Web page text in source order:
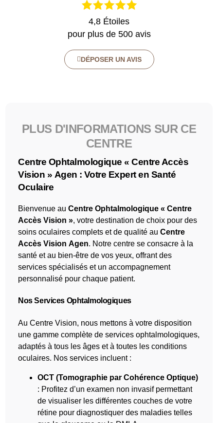
4,8 Étoiles
pour plus de 500 avis
DÉPOSER UN AVIS
PLUS D'INFORMATIONS SUR CE
CENTRE
Centre Ophtalmologique « Centre Accès
Vision » Agen : Votre Expert en Santé
Oculaire
Bienvenue auCentre Ophtalmologique « Centre
Accès Vision », votre destination de choix pour des
soins oculaires complets et de qualité auCentre
Accès Vision Agen. Notre centre se consacre à la
santé et au bien-être de vos yeux, offrant des
services spécialisés et un accompagnement
personnalisé pour chaque patient.
Nos Services Ophtalmologiques
Au Centre Vision, nous mettons à votre disposition
une gamme complète de services ophtalmologiques,
adaptés à tous les âges et à toutes les conditions
oculaires. Nos services incluent :
OCT (Tomographie par Cohérence Optique)
: Profitez d’un examen non invasif permettant
de visualiser les différentes couches de votre
rétine pour diagnostiquer des maladies telles